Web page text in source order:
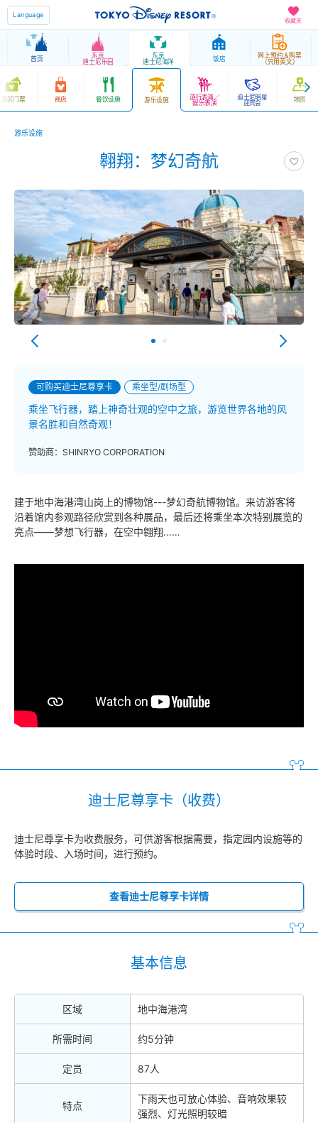
收藏夹
Language
首页 东京
迪士尼乐园
东京
迪士尼海洋 饭店 网上预约＆购票
（只用英文）
园区门票 商店 餐饮设施 游乐设施 游行表演／
娱乐表演
迪士尼明星
迎宾会 地图
游乐设施
翱翔：梦幻奇航
可购买迪士尼尊享卡 乘坐型/剧场型
乘坐飞行器，踏上神奇壮观的空中之旅，游览世界各地的风
景名胜和自然奇观！
赞助商：SHINRYO CORPORATION
建于地中海港湾山岗上的博物馆---梦幻奇航博物馆。来访游客将
沿着馆内参观路径欣赏到各种展品，最后还将乘坐本次特别展览的
亮点——梦想飞行器，在空中翱翔……
迪士尼尊享卡（收费）
迪士尼尊享卡为收费服务，可供游客根据需要，指定园内设施等的
体验时段、入场时间，进行预约。
查看迪士尼尊享卡详情
基本信息
区域 地中海港湾
所需时间 约5分钟
定员 87人
特点
下雨天也可放心体验、音响效果较
强烈、灯光照明较暗